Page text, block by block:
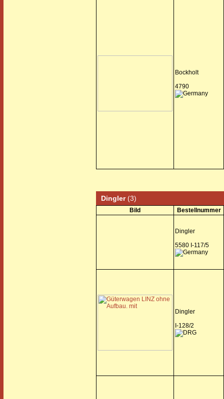
Bockholt
4790
Dingler (3)
Bild Bestellnummer
Dingler
5580 I-117/5
Dingler
I-128/2